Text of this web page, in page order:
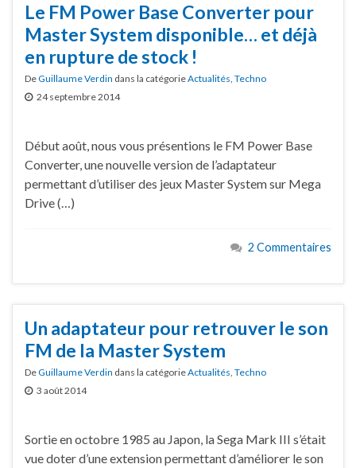
Le FM Power Base Converter pour
Master System disponible… et déjà
en rupture de stock !
DeGuillaume Verdin dans la catégorieActualités, Techno
24 septembre 2014
Début août, nous vous présentions le FM Power Base
Converter, une nouvelle version de l’adaptateur
permettant d’utiliser des jeux Master System sur Mega
Drive (…)
2 Commentaires
Un adaptateur pour retrouver le son
FM de la Master System
DeGuillaume Verdin dans la catégorieActualités Techno
3 août 2014
Sortie en octobre 1985 au Japon, la Sega Mark III s’était
vue doter d’une extension permettant d’améliorer le son